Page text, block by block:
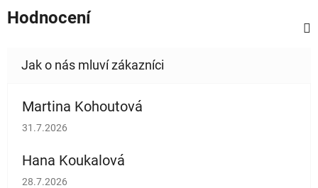
Hodnocení
Martina Kohoutová
Hodnocení obchodu je 5 z 5 hvězdiček.
31.7.2026
Hana Koukalová
Hodnocení obchodu je 5 z 5 hvězdiček.
28.7.2026